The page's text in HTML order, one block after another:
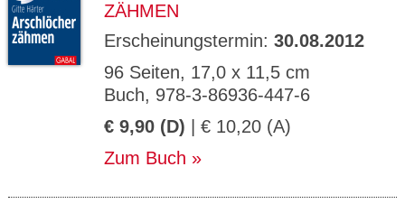
ZÄHMEN
Erscheinungstermin: 30.08.2012
96 Seiten, 17,0 x 11,5 cm
Buch, 978-3-86936-447-6
€ 9,90 (D) | € 10,20 (A)
Zum Buch